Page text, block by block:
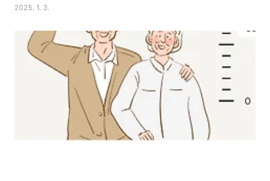
주요 내용과 2025년 7월 결제분부터 포함되는 헬스장 및 수영장 소득공제에
는 근로소득자가 신용카드 등으로 도서, 공연티켓, 박물관·미술관 입장권, 종이
신문 구독권, 영화티켓, 수영장·체력단련장 시설 입장권('25년 7월 결제분부터
적용)을 구매하기 위해 사용한 금액에 대해 연간 300만원 한도(전통시장, 대
중교통 소득공제 포함)내에서 소득공제를 해주는 제도를 말합니다. 문화비소득
공제 소득공제 사업자 > 접..
2025. 1. 3.